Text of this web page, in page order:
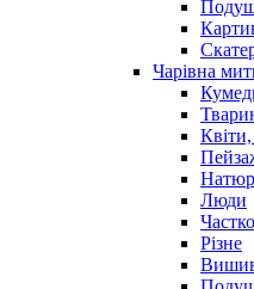
Чарiвна
Люди
Різне